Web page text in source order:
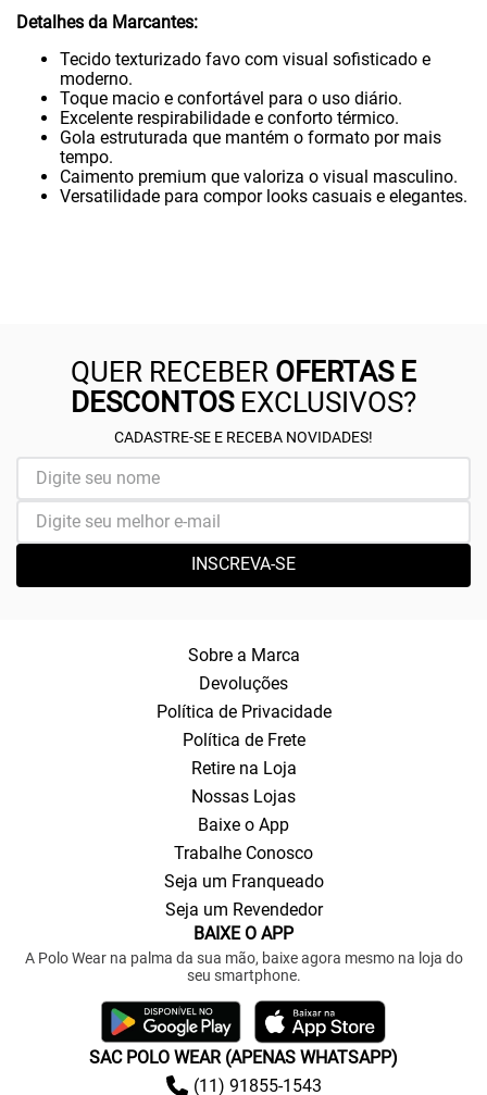
Detalhes da Marcantes:
Tecido texturizado favo com visual sofisticado e
moderno.
Toque macio e confortável para o uso diário.
Excelente respirabilidade e conforto térmico.
Gola estruturada que mantém o formato por mais
tempo.
Caimento premium que valoriza o visual masculino.
Versatilidade para compor looks casuais e elegantes.
QUER RECEBER OFERTAS E
DESCONTOSEXCLUSIVOS?
CADASTRE-SE E RECEBA NOVIDADES!
INSCREVA-SE
Sobre a Marca
Devoluções
Política de Privacidade
Política de Frete
Retire na Loja
Nossas Lojas
Baixe o App
Trabalhe Conosco
Seja um Franqueado
Seja um Revendedor
BAIXE O APP
A Polo Wear na palma da sua mão, baixe agora mesmo na loja do
seu smartphone.
SAC POLO WEAR (APENAS WHATSAPP)
(11) 91855-1543